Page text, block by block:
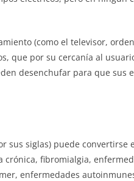
(como el televisor,
que por su cercanía al
desenchufar para que sus
sus siglas) puede convertirse
crónica, fibromialgia,
enfermedades